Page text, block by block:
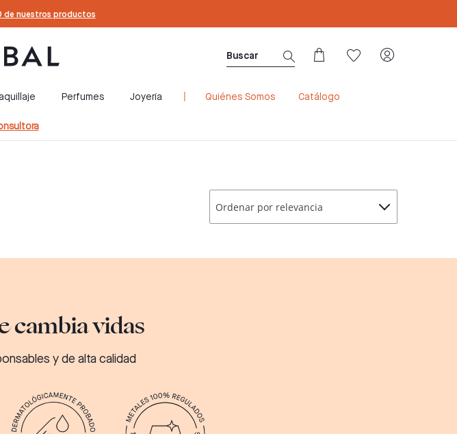
de nuestros productos
Perfumes Joyería Quiénes Somos Catálogo
Ordenar por relevancia
cambia vidas
y de alta calidad